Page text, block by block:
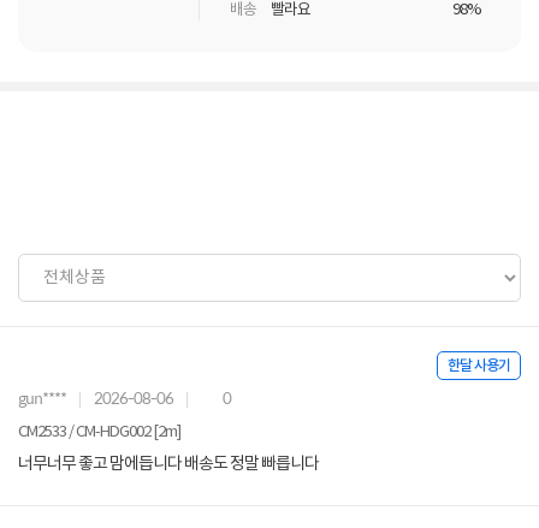
배송
빨라요 98%
한달 사용기
gun**** 2026-08-06 0
CM2533 / CM-HDG002 [2m]
너무너무 좋고 맘에듭니다 배송도 정말 빠릅니다